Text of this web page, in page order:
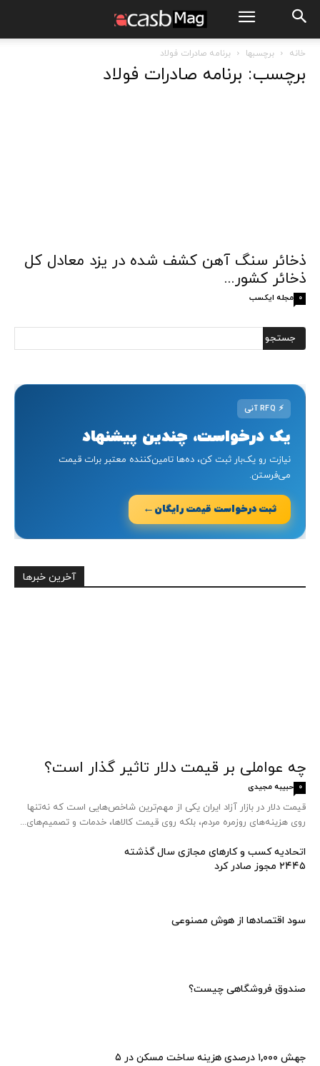
خانه برچسبها برنامه صادرات فولاد
برچسب: برنامه صادرات فولاد
ذخائر سنگ آهن کشف شده در یزد معادل کل
ذخائر کشور...
مجله ایکسب 0
⚡
یک درخواست، چندین پیشنهاد
نیازت رو یک‌بار ثبت کن، ده‌ها تامین‌کننده معتبر برات قیمت
می‌فرستن.
ثبت درخواست قیمت رایگان ←
آخرین خبرها
چه عواملی بر قیمت دلار تاثیر گذار است؟
حبیبه مجیدی 0
قیمت دلار در بازار آزاد ایران یکی از مهم‌ترین شاخص‌هایی است که نه‌تنها
روی هزینه‌های روزمره مردم، بلکه روی قیمت کالاها، خدمات و تصمیم‌های...
اتحادیه کسب‌ و کارهای مجازی سال گذشته
۲۴۴۵ مجوز صادر کرد
سود اقتصاد‌ها از هوش مصنوعی
صندوق فروشگاهی چیست؟
جهش ۱,۰۰۰ درصدی هزینه ساخت مسکن در ۵